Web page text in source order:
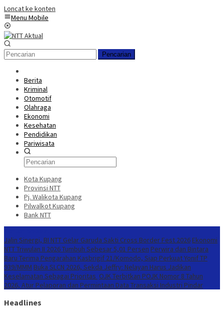
Loncat ke konten
Menu Mobile
Pencarian
Berita
Kriminal
Otomotif
Olahraga
Ekonomi
Kesehatan
Pendidikan
Pariwisata
Kota Kupang
Provinsi NTT
Pj. Walikota Kupang
Pilwalkot Kupang
Bank NTT
Jalin Sinergi, BI NTT Gelar Garuda Sakti Cross Border Fest 2026 Ekonomi
NTT Triwulan II 2026 Tumbuh Sebesar 5,01 Persen Perwira dan Bintara
Baru Terima Pengarahan Kasbrigif 21/Komodo, Siap Perkuat Yonif TP
939/MMM Buka SLCN 2026, Sekda Jeffry: Nelayan Harus Jadikan
Keselamatan Sebagai Prioritas OJK Terbitkan POJK Nomor 8 Tahun
2026, Atur Pelaporan dan Permintaan Data Transaksi Industri Pindar
Headlines